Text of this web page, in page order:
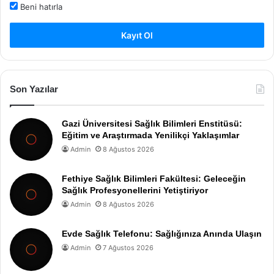
Beni hatırla
Kayıt Ol
Son Yazılar
Gazi Üniversitesi Sağlık Bilimleri Enstitüsü:
Eğitim ve Araştırmada Yenilikçi Yaklaşımlar
Admin 8 Ağustos 2026
Fethiye Sağlık Bilimleri Fakültesi: Geleceğin
Sağlık Profesyonellerini Yetiştiriyor
Admin 8 Ağustos 2026
Evde Sağlık Telefonu: Sağlığınıza Anında Ulaşın
Admin 7 Ağustos 2026